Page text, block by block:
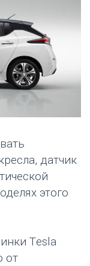
датчик
этого
Тesla
от